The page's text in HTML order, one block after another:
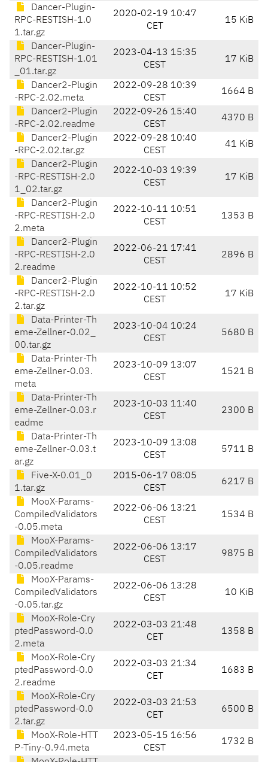
Dancer-Plugin-
RPC-RESTISH-1.0
1.tar.gz
2020-02-19 10:47
CET
15 KiB
Dancer-Plugin-
RPC-RESTISH-1.01
_01.tar.gz
2023-04-13 15:35
CEST
17 KiB
Dancer2-Plugin
-RPC-2.02.meta
2022-09-28 10:39
CEST
1664 B
Dancer2-Plugin
-RPC-2.02.readme
2022-09-26 15:40
CEST
4370 B
Dancer2-Plugin
-RPC-2.02.tar.gz
2022-09-28 10:40
CEST
41 KiB
Dancer2-Plugin
-RPC-RESTISH-2.0
1_02.tar.gz
2022-10-03 19:39
CEST
17 KiB
Dancer2-Plugin
-RPC-RESTISH-2.0
2.meta
2022-10-11 10:51
CEST
1353 B
Dancer2-Plugin
-RPC-RESTISH-2.0
2.readme
2022-06-21 17:41
CEST
2896 B
Dancer2-Plugin
-RPC-RESTISH-2.0
2.tar.gz
2022-10-11 10:52
CEST
17 KiB
Data-Printer-Th
eme-Zellner-0.02_
00.tar.gz
2023-10-04 10:24
CEST
5680 B
Data-Printer-Th
eme-Zellner-0.03.
meta
2023-10-09 13:07
CEST
1521 B
Data-Printer-Th
eme-Zellner-0.03.r
eadme
2023-10-03 11:40
CEST
2300 B
Data-Printer-Th
eme-Zellner-0.03.t
ar.gz
2023-10-09 13:08
CEST
5711 B
Five-X-0.01_0
1.tar.gz
2015-06-17 08:05
CEST
6217 B
MooX-Params-
CompiledValidators
-0.05.meta
2022-06-06 13:21
CEST
1534 B
MooX-Params-
CompiledValidators
-0.05.readme
2022-06-06 13:17
CEST
9875 B
MooX-Params-
CompiledValidators
-0.05.tar.gz
2022-06-06 13:28
CEST
10 KiB
MooX-Role-Cry
ptedPassword-0.0
2.meta
2022-03-03 21:48
CET
1358 B
MooX-Role-Cry
ptedPassword-0.0
2.readme
2022-03-03 21:34
CET
1683 B
MooX-Role-Cry
ptedPassword-0.0
2.tar.gz
2022-03-03 21:53
CET
6500 B
MooX-Role-HTT
P-Tiny-0.94.meta
2023-05-15 16:56
CEST
1732 B